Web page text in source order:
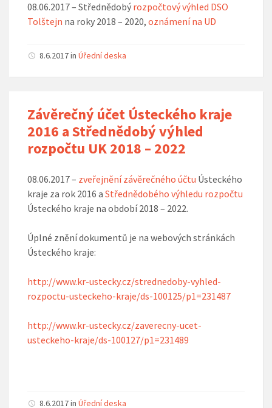
08.06.2017 – Střednědobý rozpočtový výhled DSO
Tolštejn na roky 2018 – 2020, oznámení na UD
8.6.2017in Úřední deska
Závěrečný účet Ústeckého kraje
2016 a Střednědobý výhled
rozpočtu UK 2018 – 2022
08.06.2017 – zveřejnění závěrečného účtu Ústeckého
kraje za rok 2016 a Střednědobého výhledu rozpočtu
Ústeckého kraje na období 2018 – 2022.
Úplné znění dokumentů je na webových stránkách
Ústeckého kraje:
http://www.kr-ustecky.cz/strednedoby-vyhled-
rozpoctu-usteckeho-kraje/ds-100125/p1=231487
http://www.kr-ustecky.cz/zaverecny-ucet-
usteckeho-kraje/ds-100127/p1=231489
8.6.2017in Úřední deska